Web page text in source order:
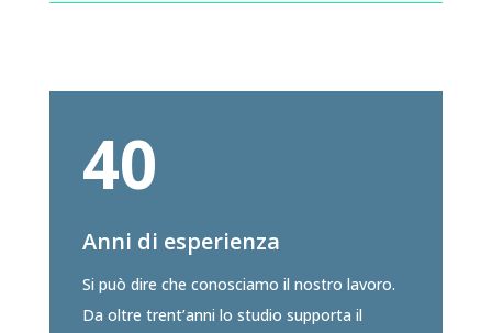
40
Anni di esperienza
Si può dire che conosciamo il nostro lavoro.
Da oltre trent’anni lo studio supporta il